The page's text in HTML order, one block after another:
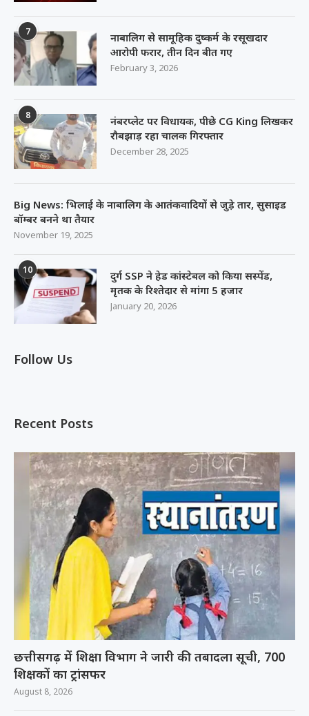
7
नाबालिग से सामूहिक दुष्कर्म के रसूखदार
आरोपी फरार, तीन दिन बीत गए
February 3, 2026
8
नंबरप्लेट पर विधायक, पीछे CG King लिखकर
रौबझाड़ रहा चालक गिरफ्तार
December 28, 2025
Big News: भिलाई के नाबालिग के आतंकवादियों से जुड़े तार, सुसाइड
बॉम्बर बनने था तैयार
November 19, 2025
10
दुर्ग SSP ने हेड कांस्टेबल को किया सस्पेंड,
मृतक के रिश्तेदार से मांगा 5 हजार
January 20, 2026
Follow Us
Recent Posts
छत्तीसगढ़ में शिक्षा विभाग ने जारी की तबादला सूची, 700
शिक्षकों का ट्रांसफर
August 8, 2026